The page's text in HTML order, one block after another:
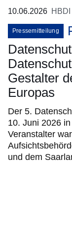
10.06.2026 HBDI
Pressemitteilung
Gestalter
Europas
Der 5.
10. Juni 2026
Veranstalter
und dem